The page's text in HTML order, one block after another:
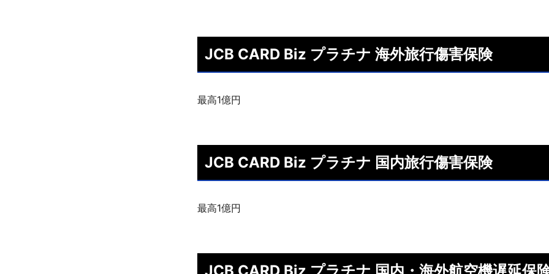
JCB CARD Biz プラチナ 海外旅行傷害保険
最高1億円
JCB CARD Biz プラチナ 国内旅行傷害保険
最高1億円